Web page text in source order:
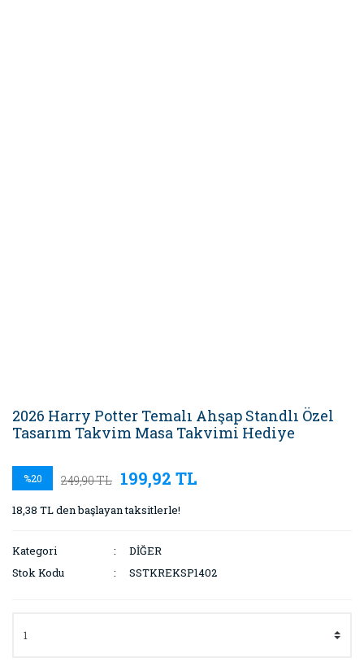
2026 Harry Potter Temalı Ahşap Standlı Özel
Tasarım Takvim Masa Takvimi Hediye
%20 249,90 TL 199,92 TL
18,38 TL den başlayan taksitlerle!
Kategori
DİĞER
Stok Kodu
SSTKREKSP1402